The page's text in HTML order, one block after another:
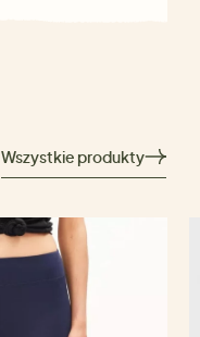
Wszystkie produkty